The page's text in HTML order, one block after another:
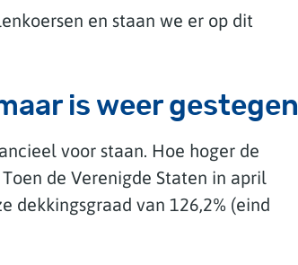
en staan we er op dit
is weer gestegen
voor staan. Hoe hoger de
de Verenigde Staten in april
dekkingsgraad van 126,2% (eind